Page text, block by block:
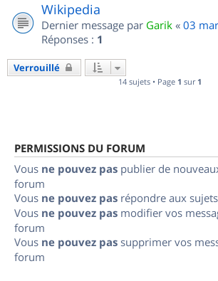
Wikipedia
Dernier message par Garik « 03
Réponses : 1
Verrouillé
14 sujets • Page 1 sur 1
PERMISSIONS DU FORUM
Vous ne pouvez pas publier de
forum
Vous ne pouvez pas répondre aux
Vous ne pouvez pas modifier vos
forum
Vous ne pouvez pas supprimer vos
forum